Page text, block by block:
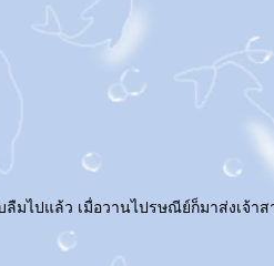
ลืมไปแล้ว เมื่อวานไปรษณีย์ก็มาส่งเจ้า